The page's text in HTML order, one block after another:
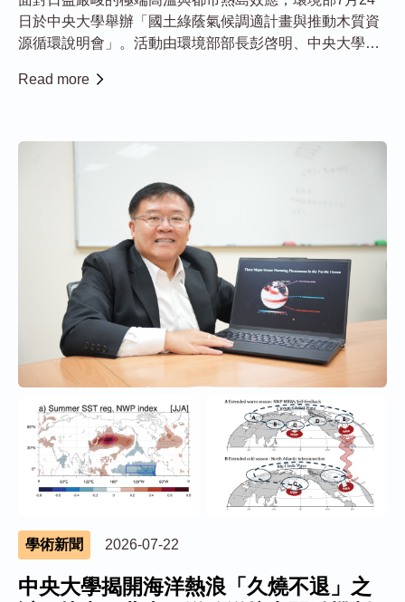
日於中央大學舉辦「國土綠蔭氣候調適計畫與推動木質資
源循環說明會」。活動由環境部部長彭啓明、中央大學校
席，宣告產官學界將深度合作，全面推動「都市林科學治
Read more
學術新聞 2026-07-22
中央大學揭開海洋熱浪「久燒不退」之